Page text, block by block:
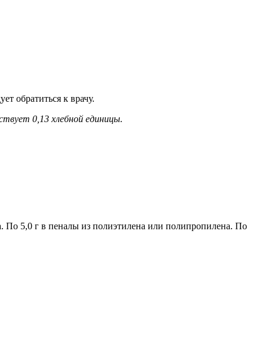
обратиться к врачу.
0,13 хлебной единицы.
По 5,0 г в пеналы из полиэтилена или полипропилена. По